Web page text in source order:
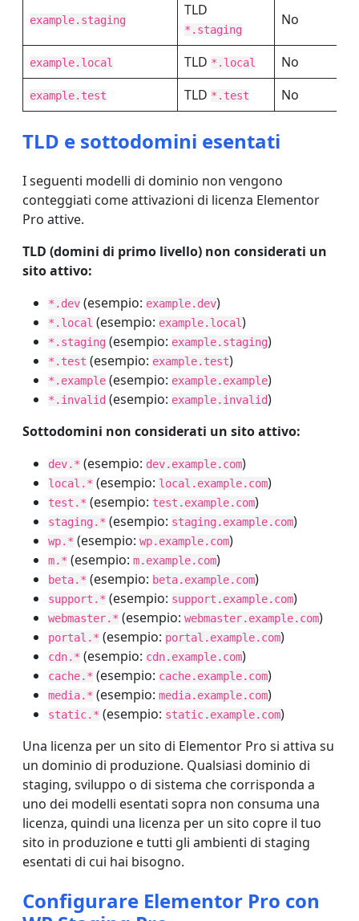
example.staging
TLD
*.staging
No
example.local TLD *.local No
example.test TLD *.test No
TLD e sottodomini esentati
I seguenti modelli di dominio non vengono
conteggiati come attivazioni di licenza Elementor
Pro attive.
TLD (domini di primo livello) non considerati un
sito attivo:
*.dev (esempio: example.dev)
*.local (esempio: example.local)
*.staging (esempio: example.staging)
*.test (esempio: example.test)
*.example (esempio: example.example)
*.invalid (esempio: example.invalid)
Sottodomini non considerati un sito attivo:
dev.* (esempio: dev.example.com)
local.* (esempio: local.example.com)
test.* (esempio: test.example.com)
staging.* (esempio: staging.example.com)
wp.* (esempio: wp.example.com)
m.* (esempio: m.example.com)
beta.* (esempio: beta.example.com)
support.* (esempio: support.example.com)
webmaster.* (esempio: webmaster.example.com)
portal.* (esempio: portal.example.com)
cdn.* (esempio: cdn.example.com)
cache.* (esempio: cache.example.com)
media.* (esempio: media.example.com)
static.* (esempio: static.example.com)
Una licenza per un sito di Elementor Pro si attiva su
un dominio di produzione. Qualsiasi dominio di
staging, sviluppo o di sistema che corrisponda a
uno dei modelli esentati sopra non consuma una
licenza, quindi una licenza per un sito copre il tuo
sito in produzione e tutti gli ambienti di staging
esentati di cui hai bisogno.
Configurare Elementor Pro con